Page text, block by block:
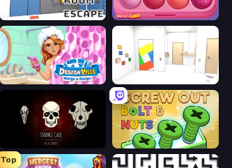
Vault Room Escape Piece of Cake: Merge and Bake
Designville: Merge & Design Mirror Room Escape
Screw Out: Bolts and Nuts
Top